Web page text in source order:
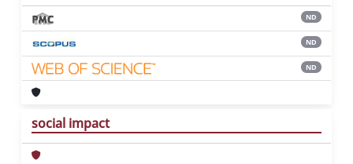
ND
ND
ND
social impact